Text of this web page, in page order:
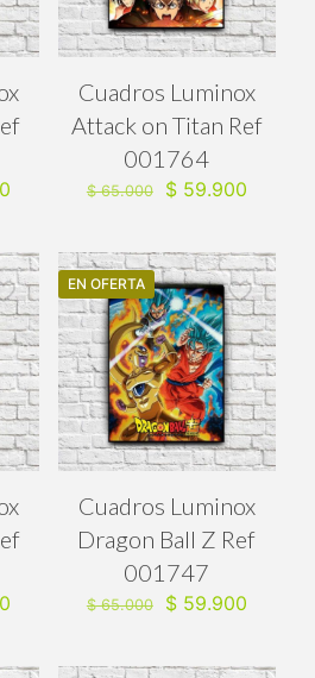
es:
$ 59.900.
Cuadros Luminox
Attack on Titan Ref
001764
$65.000
El
era:
$ 65.000.
$59.900El
es:
$
es:
EN OFERTA
Cuadros Luminox
Dragon Ball Z Ref
001747
$65.000
El
era:
$59.900El
es: